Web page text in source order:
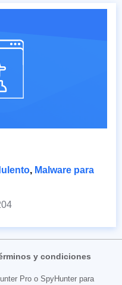
, Malware para
y condiciones
Pro o SpyHunter para